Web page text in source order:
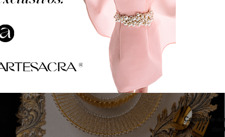
Cadastre-